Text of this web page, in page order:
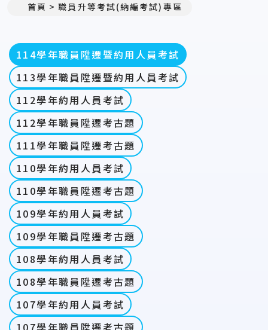
首頁 職員升等考試(納編考試)專區
114學年職員陞遷暨約用人員考試
113學年職員陞遷暨約用人員考試
112學年約用人員考試
112學年職員陞遷考古題
111學年職員陞遷考古題
110學年約用人員考試
110學年職員陞遷考古題
109學年約用人員考試
109學年職員陞遷考古題
108學年約用人員考試
108學年職員陞遷考古題
107學年約用人員考試
107學年職員陞遷考古題